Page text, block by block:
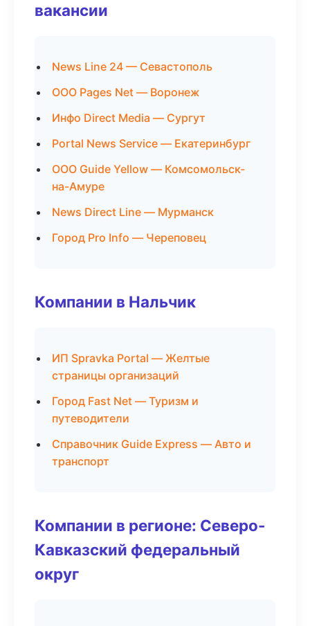
вакансии
News Line 24 — Севастополь
ООО Pages Net — Воронеж
Инфо Direct Media — Сургут
Portal News Service — Екатеринбург
ООО Guide Yellow — Комсомольск-
на-Амуре
News Direct Line — Мурманск
Город Pro Info — Череповец
Компании в Нальчик
ИП Spravka Portal — Желтые
страницы организаций
Город Fast Net — Туризм и
путеводители
Справочник Guide Express — Авто и
транспорт
Компании в регионе: Северо-
Кавказский федеральный
округ